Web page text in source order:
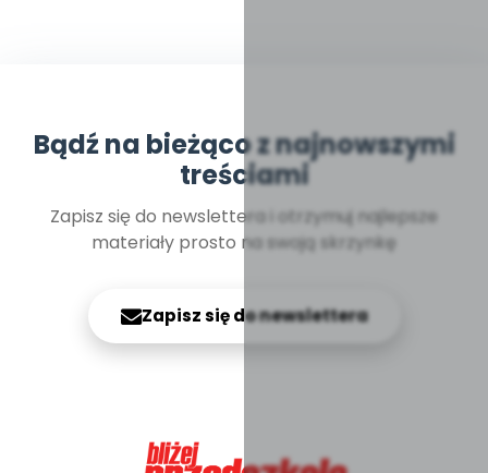
Bądź na bieżąco z najnowszymi
treściami
Zapisz się do newslettera i otrzymuj najlepsze
materiały prosto na swoją skrzynkę
Zapisz się do newslettera